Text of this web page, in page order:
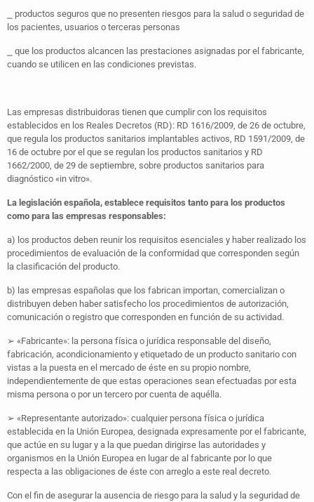
⎯ productos seguros que no presenten riesgos para la salud o seguridad de
los pacientes, usuarios o terceras personas
⎯ que los productos alcancen las prestaciones asignadas por el fabricante,
cuando se utilicen en las condiciones previstas.
Las empresas distribuidoras tienen que cumplir con los requisitos
establecidos en los Reales Decretos (RD): RD 1616/2009, de 26 de octubre,
que regula los productos sanitarios implantables activos, RD 1591/2009, de
16 de octubre por el que se regulan los productos sanitarios y RD
1662/2000, de 29 de septiembre, sobre productos sanitarios para
diagnóstico «in vitro».
La legislación española, establece requisitos tanto para los productos
como para las empresas responsables:
a) los productos deben reunir los requisitos esenciales y haber realizado los
procedimientos de evaluación de la conformidad que corresponden según
la clasificación del producto.
b) las empresas españolas que los fabrican importan, comercializan o
distribuyen deben haber satisfecho los procedimientos de autorización,
comunicación o registro que corresponden en función de su actividad.
➢ «Fabricante»: la persona física o jurídica responsable del diseño,
fabricación, acondicionamiento y etiquetado de un producto sanitario con
vistas a la puesta en el mercado de éste en su propio nombre,
independientemente de que estas operaciones sean efectuadas por esta
misma persona o por un tercero por cuenta de aquélla.
➢ «Representante autorizado»: cualquier persona física o jurídica
establecida en la Unión Europea, designada expresamente por el fabricante,
que actúe en su lugar y a la que puedan dirigirse las autoridades y
organismos en la Unión Europea en lugar de al fabricante por lo que
respecta a las obligaciones de éste con arreglo a este real decreto.
Con el fin de asegurar la ausencia de riesgo para la salud y la seguridad de